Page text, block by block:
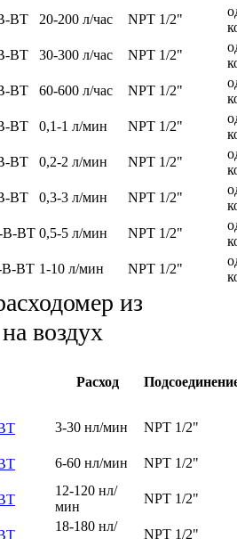
BT
20-200 л/час NPT 1/2"
BT
30-300 л/час NPT 1/2"
BT
60-600 л/час NPT 1/2"
BT
0,1-1 л/мин NPT 1/2"
BT
0,2-2 л/мин NPT 1/2"
BT
0,3-3 л/мин NPT 1/2"
B-BT 0,5-5 л/мин NPT 1/2"
B-BT 1-10 л/мин NPT 1/2"
из
воздух
Расход
3-30 нл/мин NPT 1/2"
6-60 нл/мин NPT 1/2"
12-120 нл/
мин
NPT 1/2"
18-180 нл/
NPT 1/2"